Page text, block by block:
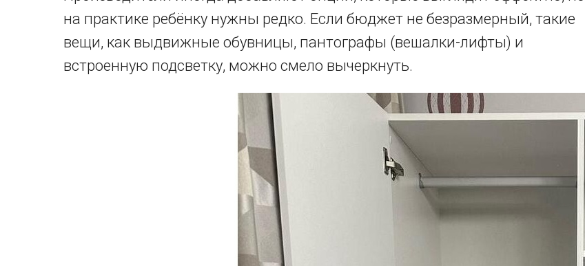
на практике ребёнку нужны редко. Если бюджет не безразмерный, такие
вещи, как выдвижные обувницы, пантографы (вешалки-лифты) и
встроенную подсветку, можно смело вычеркнуть.